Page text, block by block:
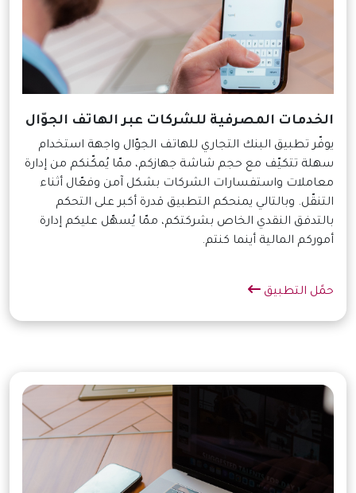
الخدمات المصرفية للشركات عبر الهاتف الجوّال
يوفّر تطبيق البنك التجاري للهاتف الجوّال واجهة استخدام
سهلة تتكيّف مع حجم شاشة جهازكم، ممّا يُمكّنكم من إدارة
معاملات واستفسارات الشركات بشكل آمن وفعّال أثناء
التنقّل. وبالتالي يمنحكم التطبيق قدرة أكبر على التحكم
بالتدفق النقدي الخاص بشركتكم، ممّا يُسهّل عليكم إدارة
أموركم المالية أينما كنتم.
حمًل التطبيق